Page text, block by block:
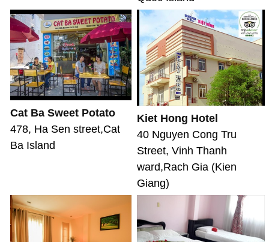
Cat Ba Sweet Potato
478, Ha Sen street,Cat
Ba Island
Kiet Hong Hotel
40 Nguyen Cong Tru
Street, Vinh Thanh
ward,Rach Gia (Kien
Giang)